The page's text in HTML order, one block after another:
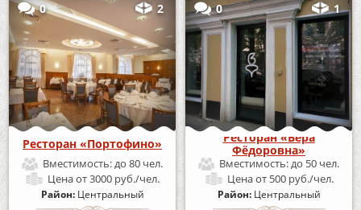
0 2
Ресторан «Портофино»
Вместимость:до 80 чел.
Ценаот 3000 руб./чел.
Район: Центральный
0 1
Ресторан «Вера
Фёдоровна»
Вместимость:до 50 чел.
Ценаот 500 руб./чел.
Район: Центральный